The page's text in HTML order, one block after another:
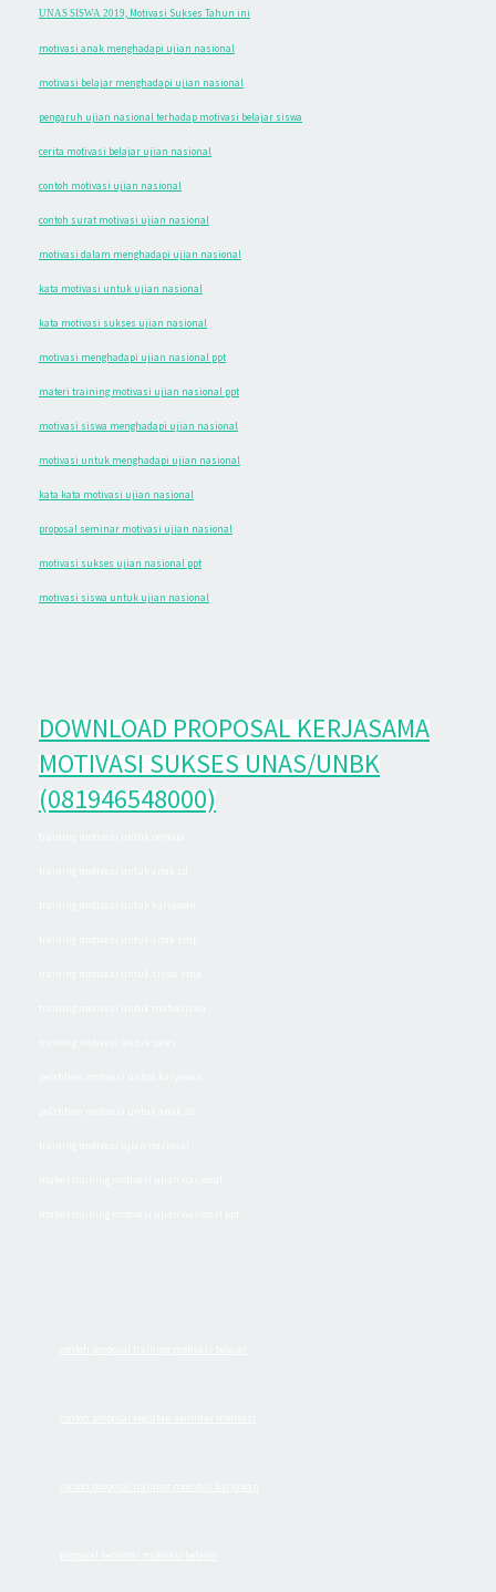
UNAS SISWA 2019, Motivasi Sukses Tahun ini
motivasi anak menghadapi ujian nasional
motivasi belajar menghadapi ujian nasional
pengaruh ujian nasional terhadap motivasi belajar siswa
cerita motivasi belajar ujian nasional
contoh motivasi ujian nasional
contoh surat motivasi ujian nasional
motivasi dalam menghadapi ujian nasional
kata motivasi untuk ujian nasional
kata motivasi sukses ujian nasional
motivasi menghadapi ujian nasional ppt
materi training motivasi ujian nasional ppt
motivasi siswa menghadapi ujian nasional
motivasi untuk menghadapi ujian nasional
kata kata motivasi ujian nasional
proposal seminar motivasi ujian nasional
motivasi sukses ujian nasional ppt
motivasi siswa untuk ujian nasional
DOWNLOAD PROPOSAL KERJASAMA
MOTIVASI SUKSES UNAS/UNBK
(081946548000)